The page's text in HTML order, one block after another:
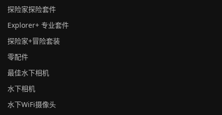
探险家探险套件
Explorer+ 专业套件
探险家+冒险套装
零配件
最佳水下相机
水下相机
水下WiFi摄像头